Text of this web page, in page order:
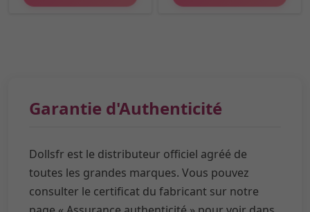
Garantie d'Authenticité
Dollsfr est le distributeur officiel agréé de
toutes les grandes marques. Vous pouvez
consulter le certificat du fabricant sur notre
page « Assurance authenticité » pour voir dans